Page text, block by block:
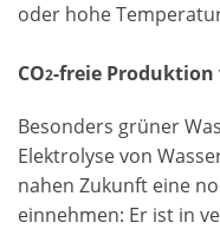
oder hohe
CO2-freie Produktion
Besonders grüner
Elektrolyse von
nahen Zukunft eine
einnehmen: Er ist in